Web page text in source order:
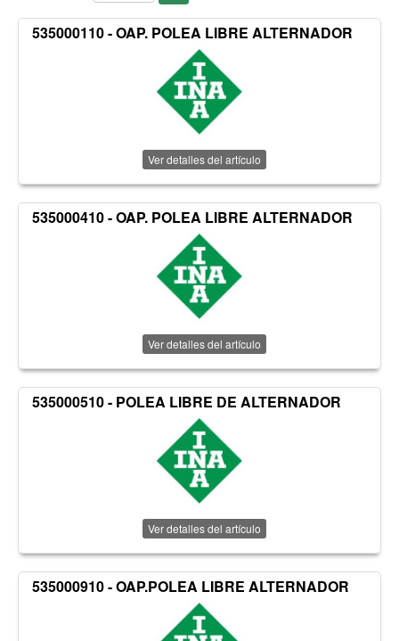
535000110 - OAP. POLEA LIBRE ALTERNADOR
Ver detalles del artículo
535000410 - OAP. POLEA LIBRE ALTERNADOR
Ver detalles del artículo
535000510 - POLEA LIBRE DE ALTERNADOR
Ver detalles del artículo
535000910 - OAP.POLEA LIBRE ALTERNADOR